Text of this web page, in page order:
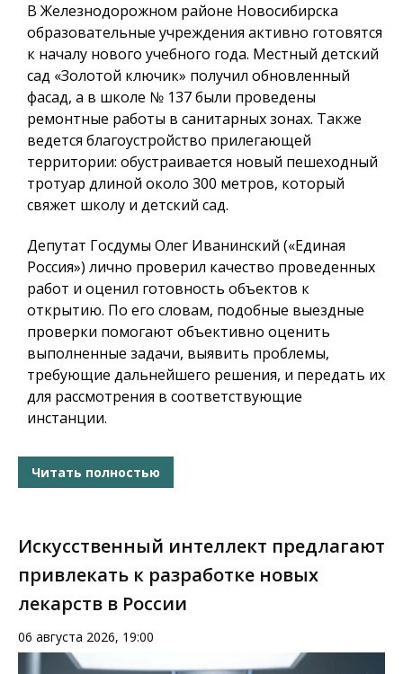
В Железнодорожном районе Новосибирска
образовательные учреждения активно готовятся
к началу нового учебного года. Местный детский
сад «Золотой ключик» получил обновленный
фасад, а в школе № 137 были проведены
ремонтные работы в санитарных зонах. Также
ведется благоустройство прилегающей
территории: обустраивается новый пешеходный
тротуар длиной около 300 метров, который
свяжет школу и детский сад.
Депутат Госдумы Олег Иванинский («Единая
Россия») лично проверил качество проведенных
работ и оценил готовность объектов к
открытию. По его словам, подобные выездные
проверки помогают объективно оценить
выполненные задачи, выявить проблемы,
требующие дальнейшего решения, и передать их
для рассмотрения в соответствующие
инстанции.
Читать полностью
Искусственный интеллект предлагают
привлекать к разработке новых
лекарств в России
06 августа 2026, 19:00